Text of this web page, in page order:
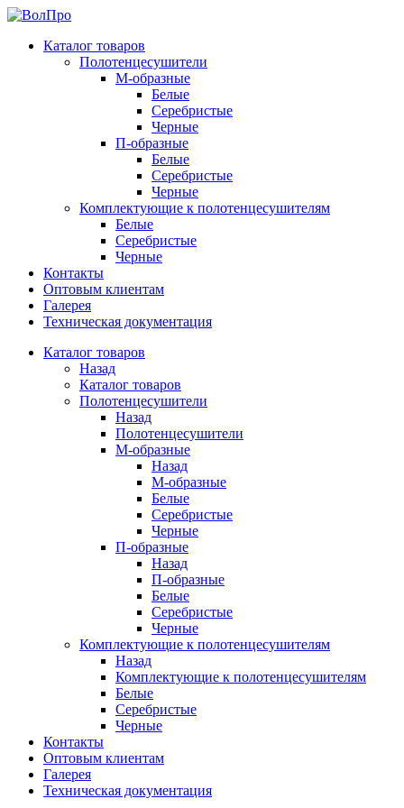
Каталог товаров
Полотенцесушители
М-образные
Белые
Серебристые
Черные
П-образные
Белые
Серебристые
Черные
Комплектующие к полотенцесушителям
Белые
Серебристые
Черные
Контакты
Оптовым клиентам
Галерея
Техническая документация
Каталог товаров
Назад
Каталог товаров
Полотенцесушители
Назад
Полотенцесушители
М-образные
Назад
М-образные
Белые
Серебристые
Черные
П-образные
Назад
П-образные
Белые
Серебристые
Черные
Комплектующие к полотенцесушителям
Назад
Комплектующие к полотенцесушителям
Белые
Серебристые
Черные
Контакты
Оптовым клиентам
Галерея
Техническая документация